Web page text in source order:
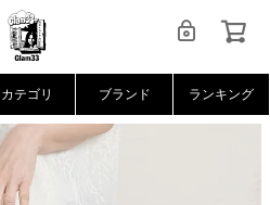
カテゴリ ブランド ランキング